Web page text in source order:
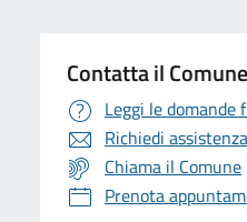
Contatta il Comune
Leggi le domande
Richiedi assistenza
Chiama il Comune
Prenota